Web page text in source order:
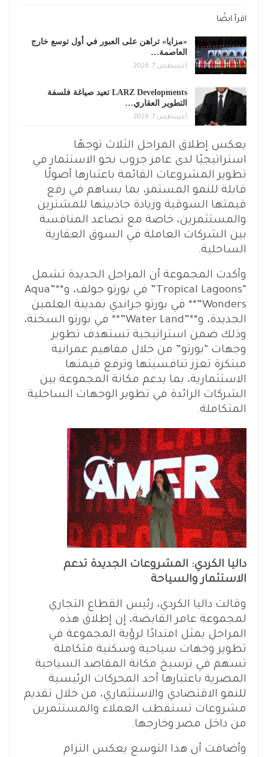
اقرأ ايضًا
«مزايا» تراهن على العبور في أول توسع خارج
العاصمة…
أغسطس 7, 2026
LARZ Developments تعيد صياغة فلسفة
التطوير العقاري…
أغسطس 7, 2026
يعكس إطلاق المراحل الثلاث توجهًا
استراتيجيًا لدى عامر جروب نحو الاستثمار في
تطوير المشروعات القائمة باعتبارها أصولًا
قابلة للنمو المستمر، بما يساهم في رفع
قيمتها السوقية وزيادة جاذبيتها للمشترين
والمستثمرين، خاصة مع تصاعد المنافسة
بين الشركات العاملة في السوق العقارية
الساحلية.
وأكدت المجموعة أن المراحل الجديدة تشمل
“Tropical Lagoons” في بورتو جولف، و**”Aqua
Wonders”** في بورتو جراندي بمدينة العلمين
الجديدة، و**”Water Land”** في بورتو السخنة،
وذلك ضمن استراتيجية تستهدف تطوير
وجهات “بورتو” من خلال مفاهيم عمرانية
مبتكرة تعزز تنافسيتها وترفع قيمتها
الاستثمارية، بما يدعم مكانة المجموعة بين
الشركات الرائدة في تطوير الوجهات الساحلية
المتكاملة.
داليا الكردي: المشروعات الجديدة تدعم
الاستثمار والسياحة
وقالت داليا الكردي، رئيس القطاع التجاري
لمجموعة عامر القابضة، إن إطلاق هذه
المراحل يمثل امتدادًا لرؤية المجموعة في
تطوير وجهات سياحية وسكنية متكاملة
تسهم في ترسيخ مكانة المقاصد السياحية
المصرية باعتبارها أحد المحركات الرئيسية
للنمو الاقتصادي والاستثماري، من خلال تقديم
مشروعات تستقطب العملاء والمستثمرين
من داخل مصر وخارجها.
وأضافت أن هذا التوسع يعكس التزام